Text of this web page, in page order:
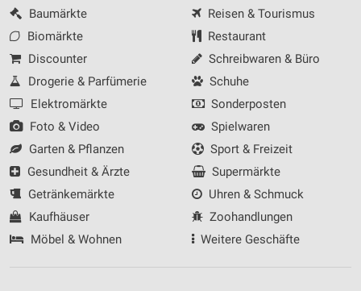
Baumärkte
Biomärkte
Discounter
Drogerie & Parfümerie
Elektromärkte
Foto & Video
Garten & Pflanzen
Gesundheit & Ärzte
Getränkemärkte
Kaufhäuser
Möbel & Wohnen
Reisen & Tourismus
Restaurant
Schreibwaren & Büro
Schuhe
Sonderposten
Spielwaren
Sport & Freizeit
Supermärkte
Uhren & Schmuck
Zoohandlungen
Weitere Geschäfte